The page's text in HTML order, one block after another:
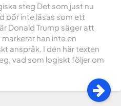
steg Det som just nu
bör inte läsas som ett
Donald Trump säger att
markerar han inte en
anspråk. I den här texten
vad som logiskt följer om